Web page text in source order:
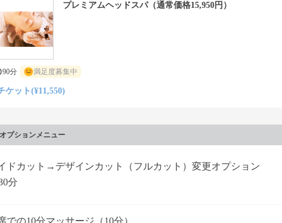
プレミアムヘッドスパ（通常価格15,950円）
90分 満足度募集中
ケット(¥11,550)
プションメニュー
ドカット→デザインカット（フルカット）変更オプション
分
での10分マッサージ（10分）